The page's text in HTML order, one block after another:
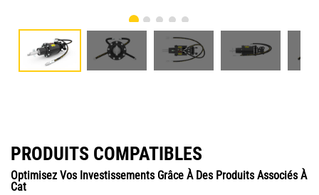
PRODUITS COMPATIBLES
Optimisez Vos Investissements Grâce À Des Produits Associés À
Cat